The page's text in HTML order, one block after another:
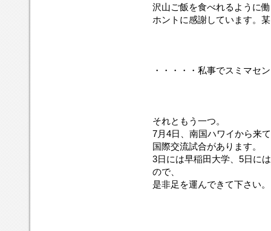
沢山ご飯を食べれるように
ホントに感謝しています。
・・・・・私事でスミマセ
それともう一つ。
7月4日、南国ハワイから来
国際交流試合があります。
3日には早稲田大学、5日に
ので、
是非足を運んできて下さい。